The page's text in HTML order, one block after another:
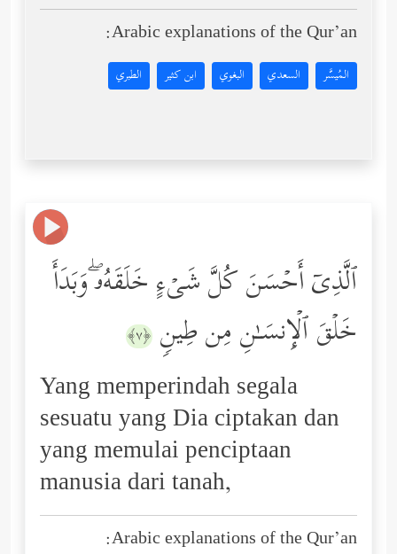
Arabic explanations of the Qur’an:
المُيسَّر السعدي البغوي ابن كثير الطبري
ٱلَّذِیۤ أَحۡسَنَ كُلَّ شَیۡءٍ خَلَقَهُۥۖ وَبَدَأَ
خَلۡقَ ٱلۡإِنسَـٰنِ مِن طِینࣲ ﴿٧﴾
Yang memperindah segala
sesuatu yang Dia ciptakan dan
yang memulai penciptaan
manusia dari tanah,
Arabic explanations of the Qur’an: